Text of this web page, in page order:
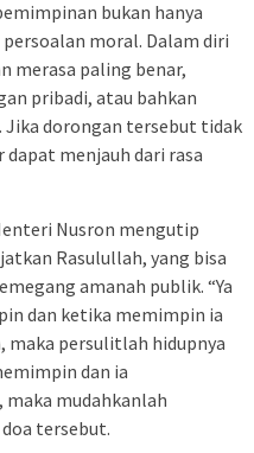
bukan hanya
moral. Dalam diri
merasa paling benar,
pribadi, atau bahkan
Jika dorongan tersebut tidak
menjauh dari rasa
Nusron mengutip
Rasulullah, yang bisa
amanah publik. “Ya
dan ketika memimpin ia
maka persulitlah hidupnya
dan ia
maka mudahkanlah
tersebut.